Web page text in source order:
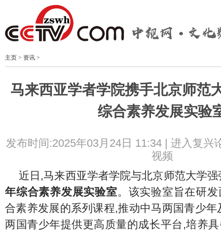
主页 > 资讯 >
马来西亚学者学院携手北京师范
综合素养发展实验
发布时间:2025年03月24日 11:34 | 进入复兴
视频
近日,马来西亚学者学院与北京师范大学
年综合素养发展实验室。该实验室旨在研
合素养发展的系列课程,推动中马两国青少
两国青少年提供更高质量的成长平台,培养